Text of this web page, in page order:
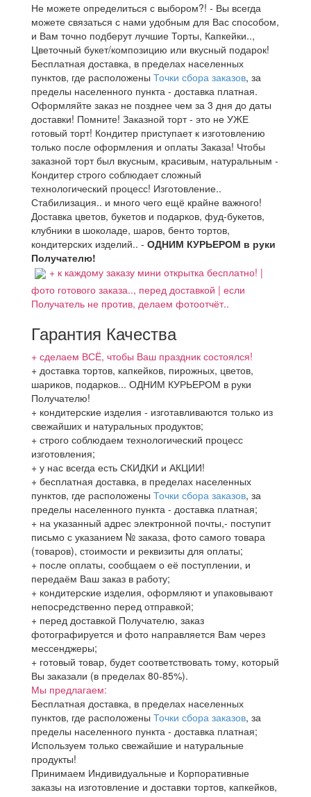
Не можете определиться с выбором?! - Вы всегда
можете связаться с нами удобным для Вас способом,
и Вам точно подберут лучшие Торты, Капкейки..,
Цветочный букет/композицию или вкусный подарок!
Бесплатная доставка, в пределах населенных
пунктов, где расположены Точки сбора заказов, за
пределы населенного пункта - доставка платная.
Оформляйте заказ не позднее чем за 3 дня до даты
доставки! Помните! Заказной торт - это не УЖЕ
готовый торт! Кондитер приступает к изготовлению
только после оформления и оплаты Заказа! Чтобы
заказной торт был вкусным, красивым, натуральным -
Кондитер строго соблюдает сложный
технологический процесс! Изготовление..
Стабилизация.. и много чего ещё крайне важного!
Доставка цветов, букетов и подарков, фуд-букетов,
клубники в шоколаде, шаров, бенто тортов,
кондитерских изделий.. - ОДНИМ КУРЬЕРОМ в руки
Получателю!
+ к каждому заказу мини открытка бесплатно! |
фото готового заказа.., перед доставкой | если
Получатель не против, делаем фотоотчёт..
Гарантия Качества
+ сделаем ВСЁ, чтобы Ваш праздник состоялся!
+ доставка тортов, капкейков, пирожных, цветов,
шариков, подарков... ОДНИМ КУРЬЕРОМ в руки
Получателю!
+ кондитерские изделия - изготавливаются только из
свежайших и натуральных продуктов;
+ строго соблюдаем технологический процесс
изготовления;
+ у нас всегда есть СКИДКИ и АКЦИИ!
+ бесплатная доставка, в пределах населенных
пунктов, где расположены Точки сбора заказов, за
пределы населенного пункта - доставка платная;
+ на указанный адрес электронной почты,- поступит
письмо с указанием № заказа, фото самого товара
(товаров), стоимости и реквизиты для оплаты;
+ после оплаты, сообщаем о её поступлении, и
передаём Ваш заказ в работу;
+ кондитерские изделия, оформляют и упаковывают
непосредственно перед отправкой;
+ перед доставкой Получателю, заказ
фотографируется и фото направляется Вам через
мессенджеры;
+ готовый товар, будет соответствовать тому, который
Вы заказали (в пределах 80-85%).
Мы предлагаем:
Бесплатная доставка, в пределах населенных
пунктов, где расположены Точки сбора заказов, за
пределы населенного пункта - доставка платная;
Используем только свежайшие и натуральные
продукты!
Принимаем Индивидуальные и Корпоративные
заказы на изготовление и доставки тортов, капкейков,